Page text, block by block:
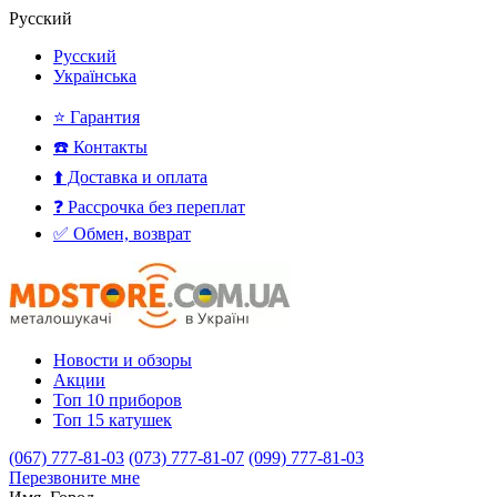
Русский
Русский
Українська
⭐ Гарантия
☎️ Контакты
⬆️ Доставка и оплата
❓ Рассрочка без переплат
✅ Обмен, возврат
Новости и обзоры
Акции
Топ 10 приборов
Топ 15 катушек
(067) 777-81-03 (073) 777-81-07 (099) 777-81-03
Перезвоните мне